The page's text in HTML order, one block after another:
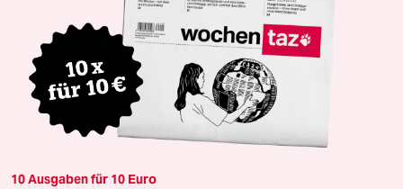
10 Ausgaben für 10 Euro